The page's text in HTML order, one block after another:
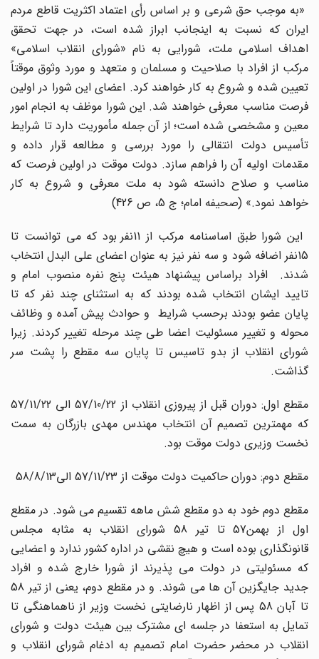
«به موجب حق شرعی و بر اساس رأی اعتماد اکثریت قاطع مردم
ایران که نسبت به اینجانب ابراز شده است، در جهت تحقق
اهداف اسلامی ملت، شورایی به نام «شورای انقلاب اسلامی»
مرکب از افراد با صلاحیت و مسلمان و متعهد و مورد وثوق موقتاً
تعیین شده و شروع به کار خواهند کرد. اعضای این شورا در اولین
فرصت مناسب معرفی خواهند شد. این شورا موظف به انجام امور
معین و مشخصی شده است؛ از آن جمله مأموریت دارد تا شرایط
تأسیس دولت انتقالی را مورد بررسی و مطالعه قرار داده و
مقدمات اولیه آن را فراهم سازد. دولت موقت در اولین فرصت که
مناسب و صلاح دانسته شود به ملت معرفی و شروع به کار
خواهد نمود.» (صحیفه امام؛ ج 5، ص 426)
این شورا طبق اساسنامه مرکب از 11نفر بود که می توانست تا
15نفر اضافه شود و سه نفر نیز به عنوان اعضای علی البدل انتخاب
شدند. افراد براساس پیشنهاد هیئت پنج نفره منصوب امام و
تایید ایشان انتخاب شده بودند که به استثنای چند نفر که تا
پایان عضو بودند برحسب شرایط و حوادث پیش آمده و وظائف
محوله و تغییر مسئولیت اعضا طی چند مرحله تغییر کردند. زیرا
شورای انقلاب از بدو تاسیس تا پایان سه مقطع را پشت سر
گذاشت.
مقطع اول: دوران قبل از پیروزی انقلاب از 57/10/22 الی 57/11/22
که مهمترین تصمیم آن انتخاب مهندس مهدی بازرگان به سمت
نخست وزیری دولت موقت بود.
مقطع دوم: دوران حاکمیت دولت موقت از 57/11/23 الی58/8/13
مقطع دوم خود به دو مقطع شش ماهه تقسیم می شود. در مقطع
اول از بهمن57 تا تیر 58 شورای انقلاب به مثابه مجلس
قانونگذاری بوده است و هیچ نقشی در اداره کشور ندارد و اعضایی
که مسئولیتی در دولت می پذیرند از شورا خارج شده و افراد
جدید جایگزین آن ها می شوند. و در مقطع دوم، یعنی از تیر 58
تا آبان 58 پس از اظهار نارضایتی نخست وزیر از ناهماهنگی تا
تمایل به استعفا در جلسه ای مشترک بین هیئت دولت و شورای
انقلاب در محضر حضرت امام تصمیم به ادغام شورای انقلاب و